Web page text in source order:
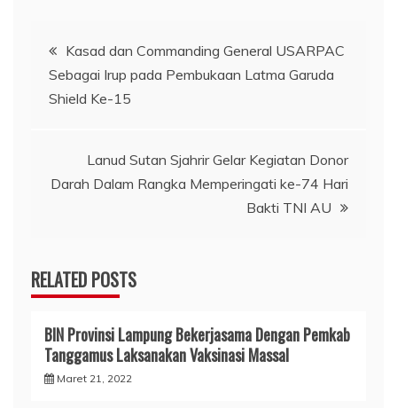
Navigasi
pos
Kasad dan Commanding General USARPAC
Sebagai Irup pada Pembukaan Latma Garuda
Shield Ke-15
Lanud Sutan Sjahrir Gelar Kegiatan Donor
Darah Dalam Rangka Memperingati ke-74 Hari
Bakti TNI AU
RELATED POSTS
BIN Provinsi Lampung Bekerjasama Dengan Pemkab
Tanggamus Laksanakan Vaksinasi Massal
Maret 21, 2022